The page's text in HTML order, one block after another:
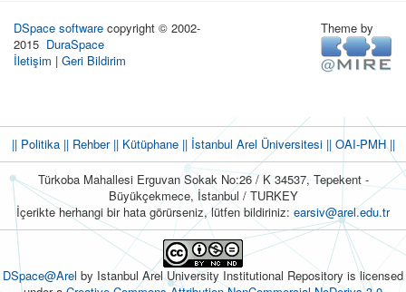
DSpace software copyright © 2002-
2015 DuraSpace
İletişim | Geri Bildirim
Theme by
|| Politika|| Rehber|| Kütüphane|| İstanbul Arel Üniversitesi ||OAI-PMH ||
Türkoba Mahallesi Erguvan Sokak No:26 / K 34537, Tepekent -
Büyükçekmece, İstanbul / TURKEY
İçerikte herhangi bir hata görürseniz, lütfen bildiriniz: earsiv@arel.edu.tr
DSpace@Arel by Istanbul Arel University Institutional Repository is licensed